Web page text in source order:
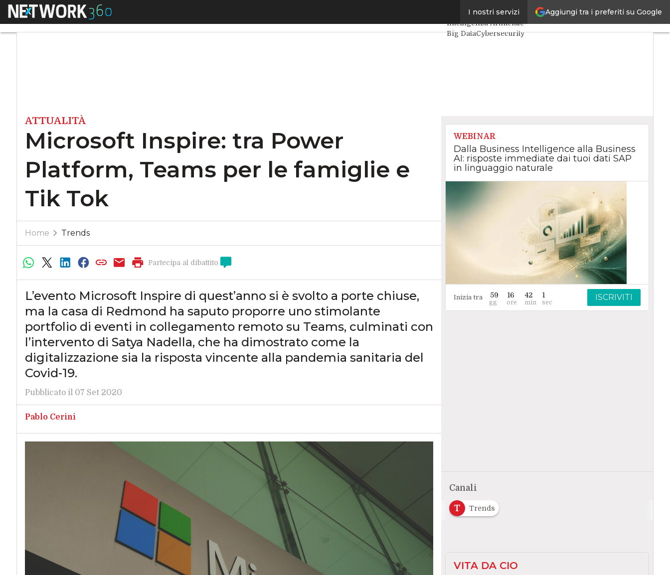
Aggiungi tra i preferiti su Google
I nostri servizi
Menu
Ultimi articoli
Intelligenza Artificiale
Big DataCybersecurity
ATTUALITÀ
Microsoft Inspire: tra Power
Platform, Teams per le famiglie e
Tik Tok
Home Trends
Partecipa al dibattito
L’evento Microsoft Inspire di quest’anno si è svolto a porte chiuse,
ma la casa di Redmond ha saputo proporre uno stimolante
portfolio di eventi in collegamento remoto su Teams, culminati con
l’intervento di Satya Nadella, che ha dimostrato come la
digitalizzazione sia la risposta vincente alla pandemia sanitaria del
Covid-19.
Pubblicato il 07 Set 2020
Pablo Cerini
WEBINAR
Dalla Business Intelligence alla Business
AI: risposte immediate dai tuoi dati SAP
in linguaggio naturale
Inizia tra 59 16 42 1 ISCRIVITI
Canali
T Trends
VITA DA CIO